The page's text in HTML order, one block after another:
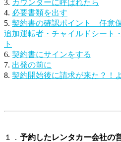
3. カウンターに呼ばれたら
4. 必要書類を出す
5. 契約書の確認ポイント 任意
追加運転者・チャイルドシート
ト
6. 契約書にサインをする
7. 出発の前に
8. 契約開始後に請求が来た？！
１． 予約したレンタカー会社の